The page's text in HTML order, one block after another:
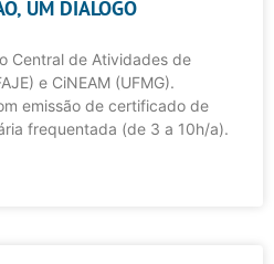
UM DIÁLOGO
Central de Atividades de
e CiNEAM (UFMG).
emissão de certificado de
frequentada (de 3 a 10h/a).